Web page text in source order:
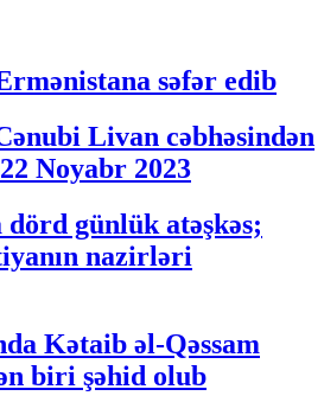
səfər edib
Livan cəbhəsindən
Noyabr 2023
dörd günlük atəşkəs;
nazirləri
Kətaib əl-Qəssam
biri şəhid olub